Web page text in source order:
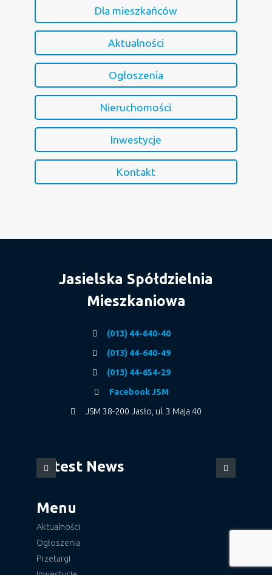
Dla mieszkańców
Aktualności
Ogłoszenia
Nieruchomości
Inwestycje
Kontakt
Jasielska Spółdzielnia
Mieszkaniowa
(013) 44-640-40
(013) 44-640-49
(013) 44-654-29
Facebook JSM
JSM 38-200 Jasło, ul. 3 Maja 40
Latest News
Menu
Aktualności
Ogłoszenia
Przetargi